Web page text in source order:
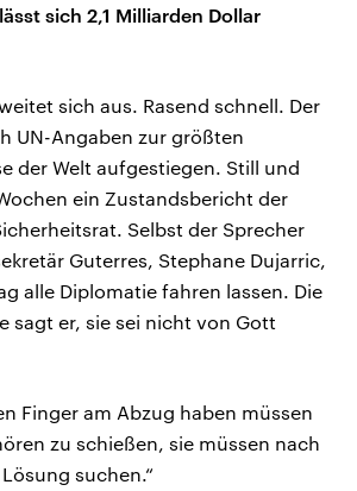
sich 2,1 Milliarden Dollar
sich aus. Rasend schnell. Der
UN-Angaben zur größten
der Welt aufgestiegen. Still und
ein Zustandsbericht der
Selbst der Sprecher
Guterres, Stephane Dujarric,
alle Diplomatie fahren lassen. Die
sagt er, sie sei nicht von Gott
Finger am Abzug haben müssen
zu schießen, sie müssen nach
suchen.“